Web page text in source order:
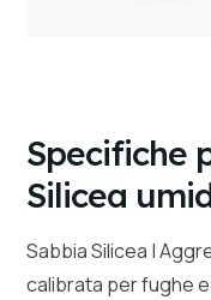
Specifiche
Silicea
Sabbia Silicea |
calibrata per fughe